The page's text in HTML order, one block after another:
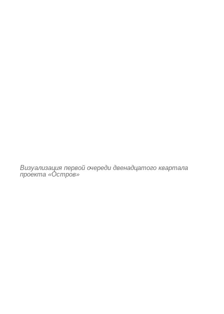
Визуализация первой очереди двенадцатого квартала
проекта «Остров»